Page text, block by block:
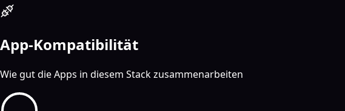
App-Kompatibilität
Wie gut die Apps in diesem Stack zusammenarbeiten